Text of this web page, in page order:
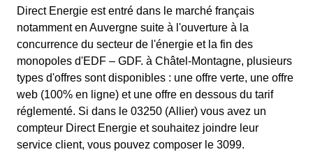
Direct Energie est entré dans le marché français
notamment en Auvergne suite à l'ouverture à la
concurrence du secteur de l'énergie et la fin des
monopoles d'EDF – GDF. à Châtel-Montagne, plusieurs
types d'offres sont disponibles : une offre verte, une offre
web (100% en ligne) et une offre en dessous du tarif
réglementé. Si dans le 03250 (Allier) vous avez un
compteur Direct Energie et souhaitez joindre leur
service client, vous pouvez composer le 3099.